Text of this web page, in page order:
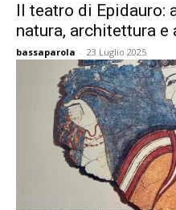
Il teatro di Epidauro:
natura, architettura e
bassaparola - 23 Luglio 2025